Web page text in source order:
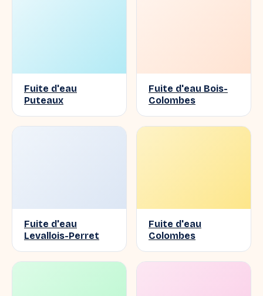
Fuite d'eau
Puteaux
Fuite d'eau Bois-
Colombes
Fuite d'eau
Levallois-Perret
Fuite d'eau
Colombes